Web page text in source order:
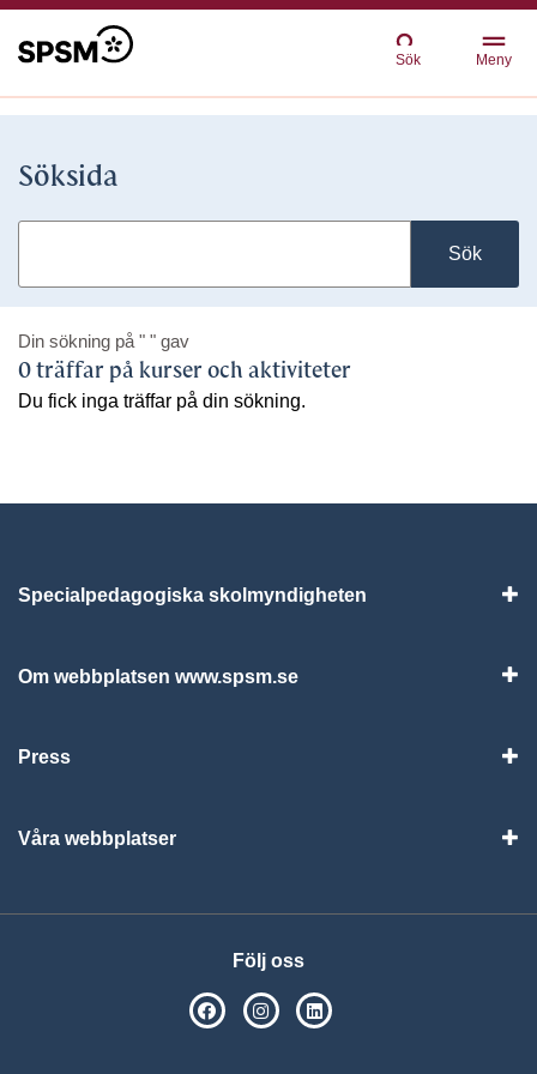
Sök Meny
Söksida
Sök
Din sökning på " " gav
0 träffar på kurser och aktiviteter
Du fick inga träffar på din sökning.
Specialpedagogiska skolmyndigheten
Om webbplatsen www.spsm.se
Press
Våra webbplatser
Följ oss
SPSM på Facebook
SPSM på Instagram